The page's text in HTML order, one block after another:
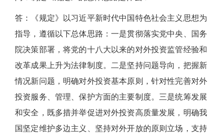
答：《规定》以习近平新时代中国特色社会主义思想为
指导，遵循以下总体思路：一是贯彻落实党中央、国务
院决策部署，将党的十八大以来的对外投资监管经验和
改革成果上升为法律制度。二是坚持问题导向，把握新
情况新问题，明确对外投资基本原则，针对性完善对外
投资服务、管理、保护方面的主要制度。三是统筹发展
和安全，既多措并举促进对外投资高质量发展，明确我
国坚定维护多边主义、坚持对外开放的原则立场，支持